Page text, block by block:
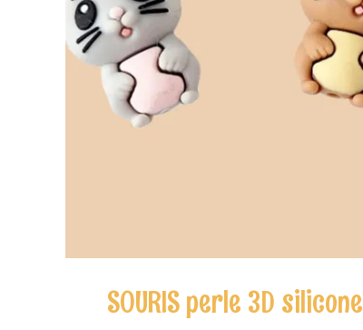
SOURIS perle 3D silicone